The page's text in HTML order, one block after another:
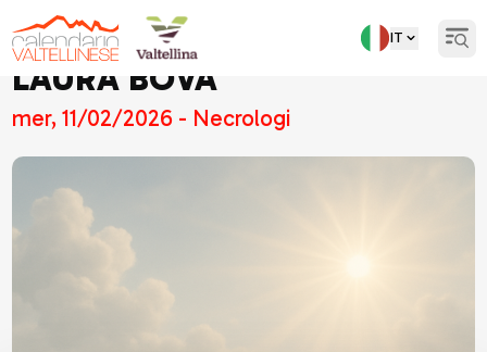
IT
LAURA BOVA
mer, 11/02/2026 - Necrologi